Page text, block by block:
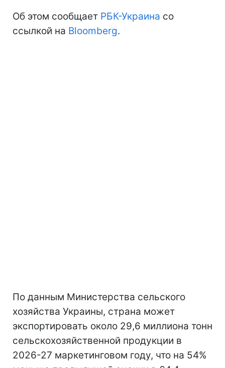
Об этом сообщает РБК-Украина со
ссылкой на Bloomberg.
По данным Министерства сельского
хозяйства Украины, страна может
экспортировать около 29,6 миллиона тонн
сельскохозяйственной продукции в
2026-27 маркетинговом году, что на 54%